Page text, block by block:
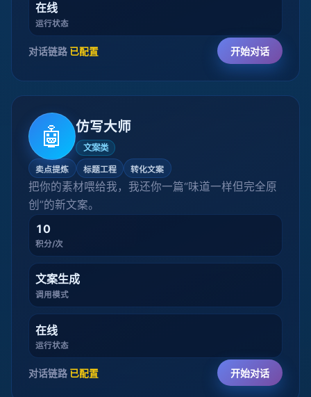
在线
运行状态
对话链路 已配置 开始对话
🤖 仿写大师
文案类
卖点提炼 标题工程 转化文案
把你的素材喂给我，我还你一篇“味道一样但完全原
创”的新文案。
10
积分/次
文案生成
调用模式
在线
运行状态
对话链路 已配置 开始对话